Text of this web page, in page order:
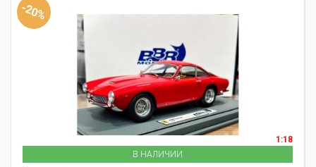
-20%
1:18
В НАЛИЧИИ